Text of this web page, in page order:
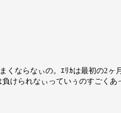
ならなぃの。ｴﾘｶは最初の2
けられなぃっていぅのすご